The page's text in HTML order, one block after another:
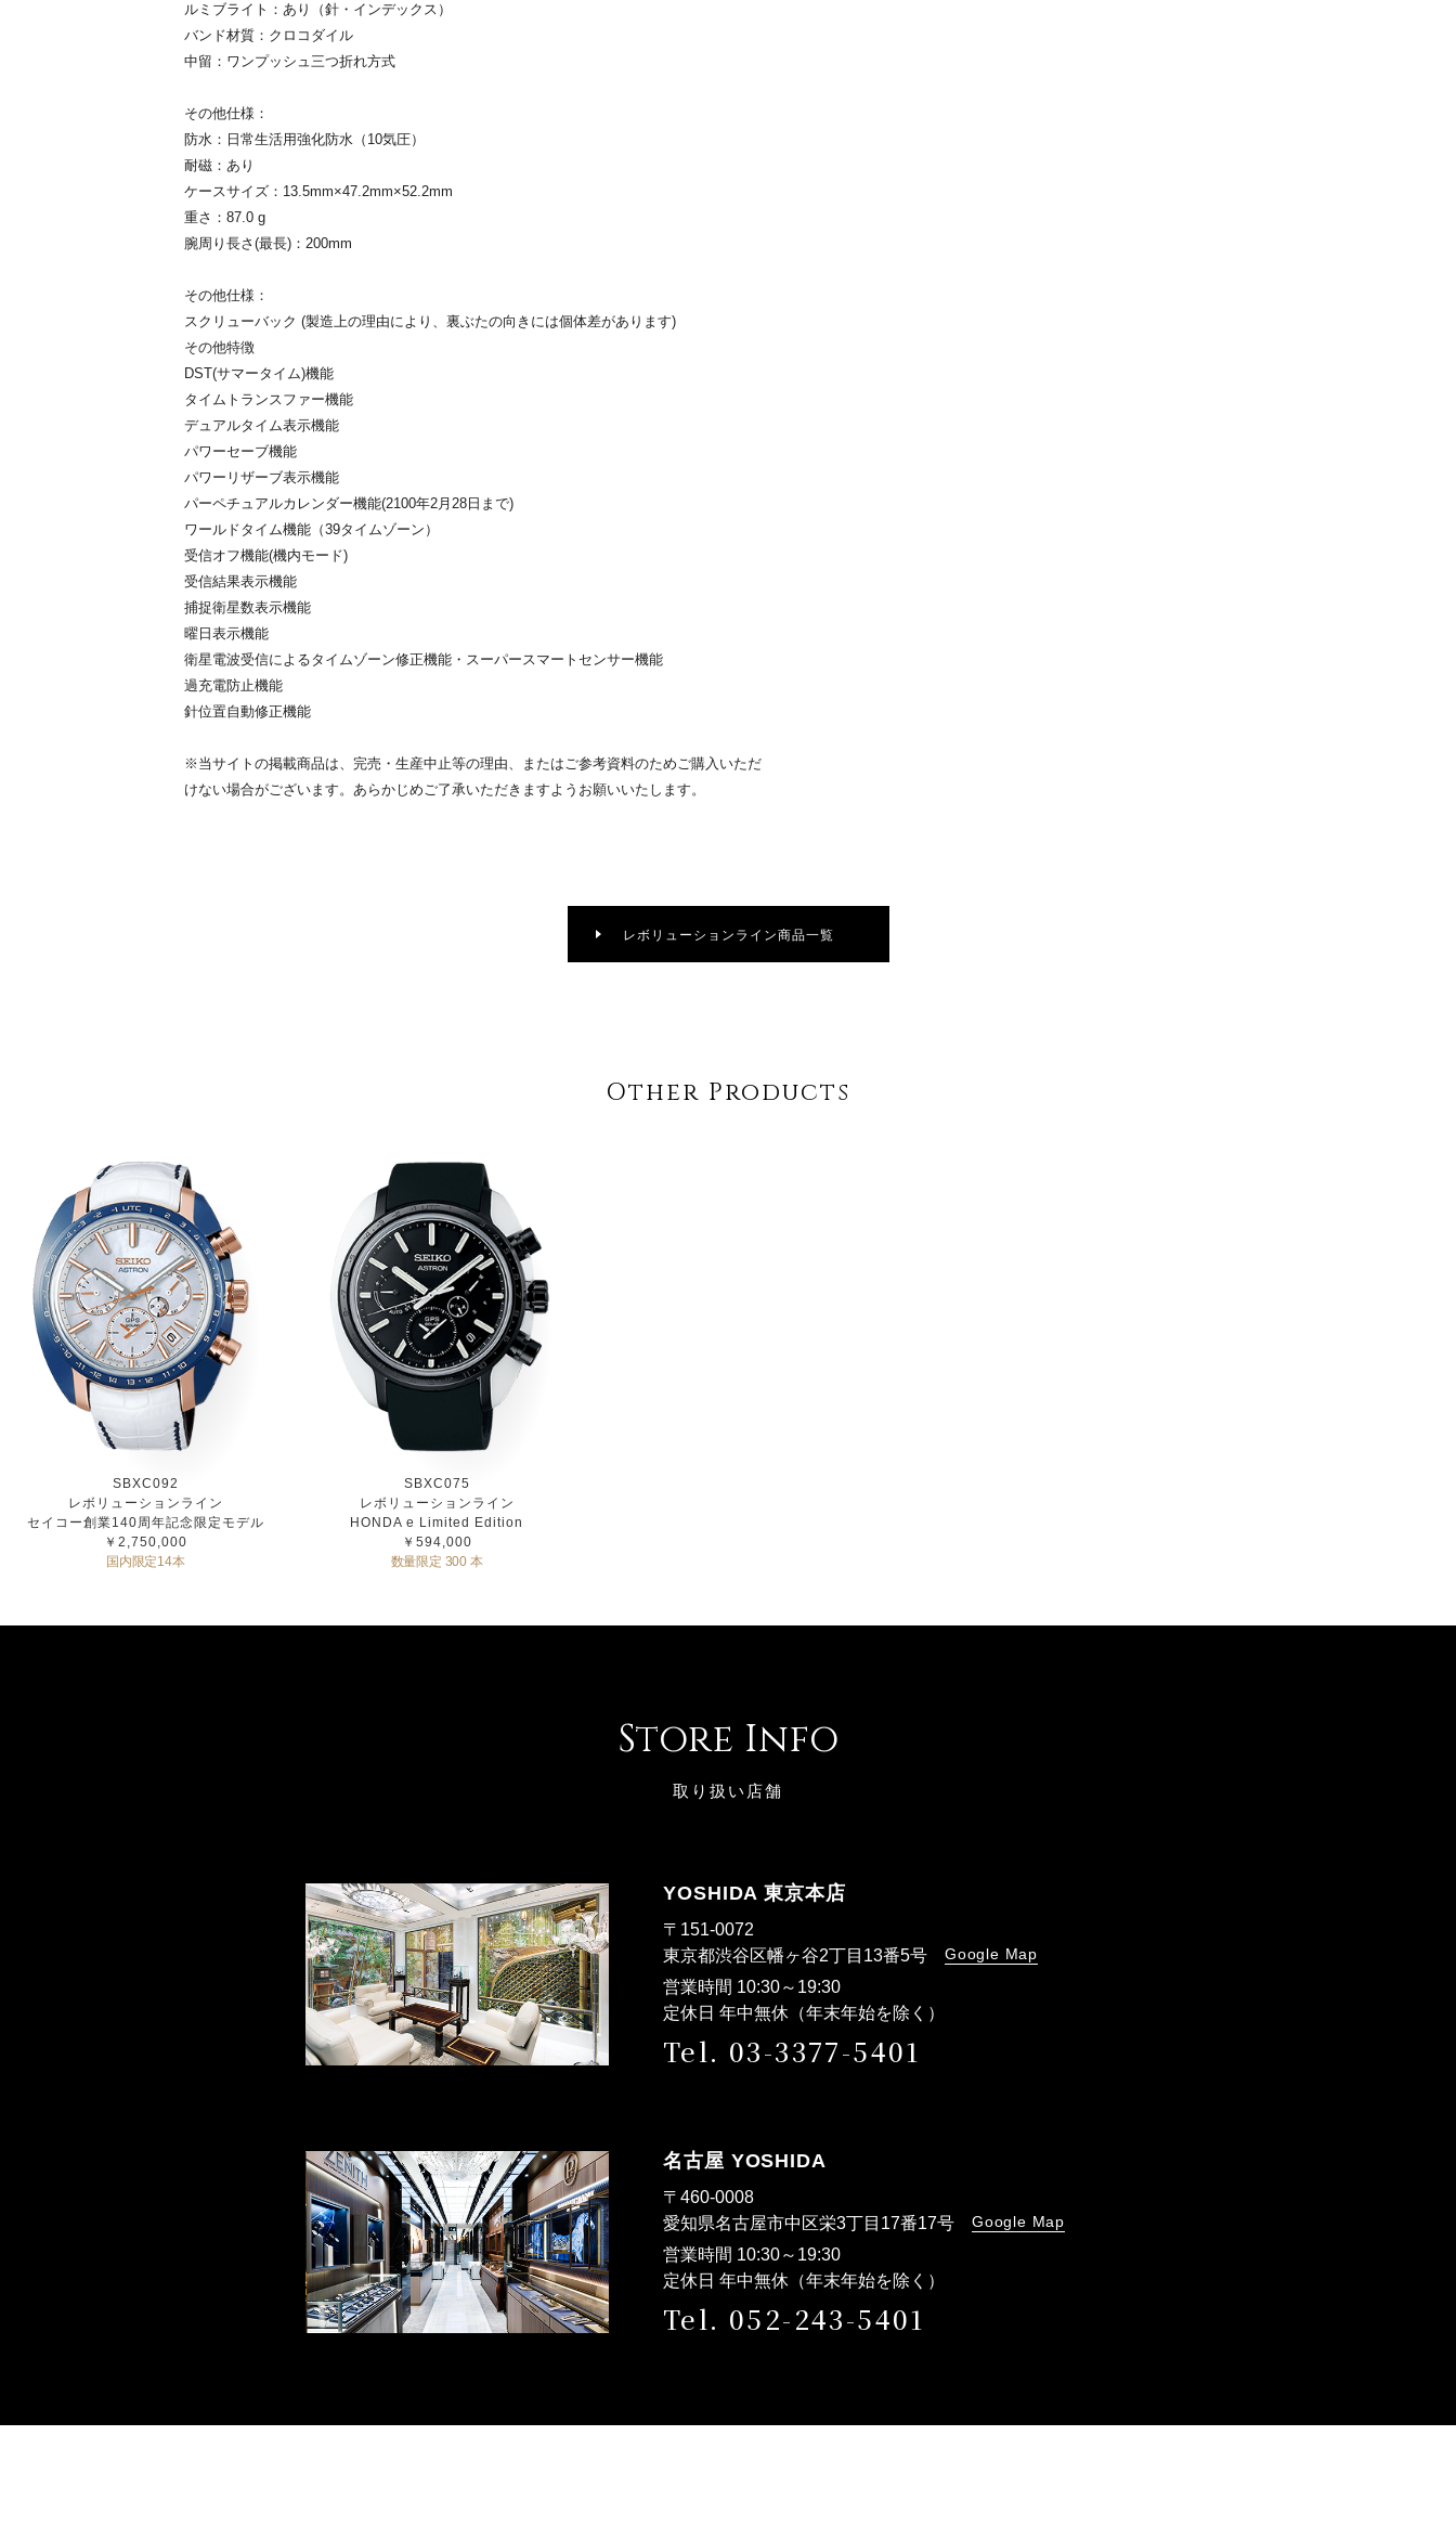
ルミブライト：あり（針・インデックス）
バンド材質：クロコダイル
中留：ワンプッシュ三つ折れ方式
その他仕様：
防水：日常生活用強化防水（10気圧）
耐磁：あり
ケースサイズ：13.5mm×47.2mm×52.2mm
重さ：87.0 g
腕周り長さ(最長)：200mm
その他仕様：
スクリューバック (製造上の理由により、裏ぶたの向きには個体差があります)
その他特徴
DST(サマータイム)機能
タイムトランスファー機能
デュアルタイム表示機能
パワーセーブ機能
パワーリザーブ表示機能
パーペチュアルカレンダー機能(2100年2月28日まで)
ワールドタイム機能（39タイムゾーン）
受信オフ機能(機内モード)
受信結果表示機能
捕捉衛星数表示機能
曜日表示機能
衛星電波受信によるタイムゾーン修正機能・スーパースマートセンサー機能
過充電防止機能
針位置自動修正機能
※当サイトの掲載商品は、完売・生産中止等の理由、またはご参考資料のためご購入いただ
けない場合がございます。あらかじめご了承いただきますようお願いいたします。
レボリューションライン商品一覧
Other Products
SBXC092
レボリューションライン
セイコー創業140周年記念限定モデル
￥2,750,000
国内限定14本
SBXC075
レボリューションライン
HONDA e Limited Edition
￥594,000
数量限定 300 本
Store Info
取り扱い店舗
YOSHIDA 東京本店
〒151-0072
東京都渋谷区幡ヶ谷2丁目13番5号 Google Map
営業時間 10:30～19:30
定休日 年中無休（年末年始を除く）
Tel. 03-3377-5401
名古屋 YOSHIDA
〒460-0008
愛知県名古屋市中区栄3丁目17番17号 Google Map
営業時間 10:30～19:30
定休日 年中無休（年末年始を除く）
Tel. 052-243-5401